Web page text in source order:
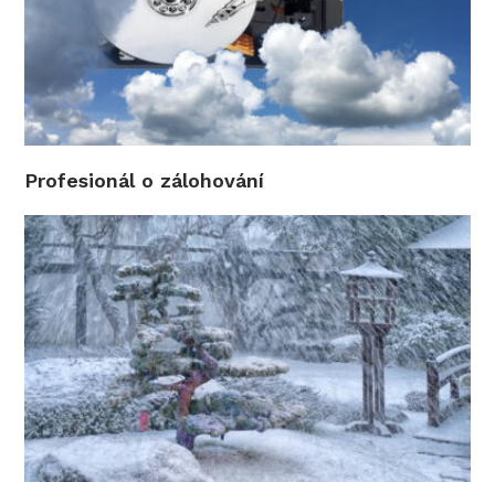
Profesionál o zálohování